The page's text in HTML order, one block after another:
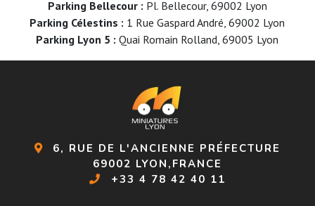
Parking Bellecour : Pl. Bellecour, 69002 Lyon
Parking Célestins : 1 Rue Gaspard André, 69002 Lyon
Parking Lyon 5 : Quai Romain Rolland, 69005 Lyon
6, RUE DE L'ANCIENNE PRÉFECTURE
69002 LYON,FRANCE
+33 4 78 42 40 11